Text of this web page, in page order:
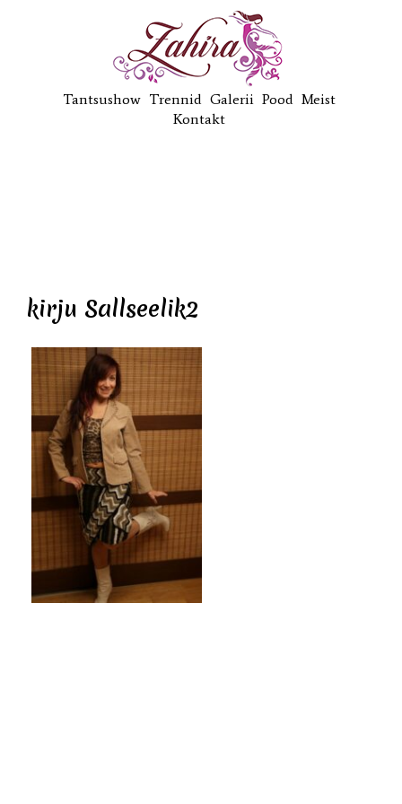
Tantsushow Trennid Galerii Pood Meist
Kontakt
kirju Sallseelik2